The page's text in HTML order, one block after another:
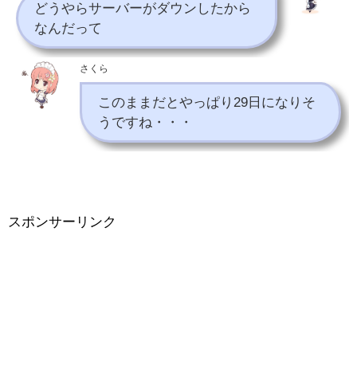
どうやらサーバーがダウンしたから
なんだって
さくら
このままだとやっぱり29日になりそ
うですね・・・
スポンサーリンク